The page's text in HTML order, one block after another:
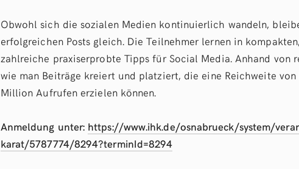
Obwohl sich die sozialen Medien kontinuierlich wandeln,
erfolgreichen Posts gleich. Die Teilnehmer lernen in
zahlreiche praxiserprobte Tipps für Social Media. Anhand von
wie man Beiträge kreiert und platziert, die eine Reichweite
Million Aufrufen erzielen können.
Anmeldung unter: https://www.ihk.de/osnabrueck/system/
karat/5787774/8294?terminId=8294